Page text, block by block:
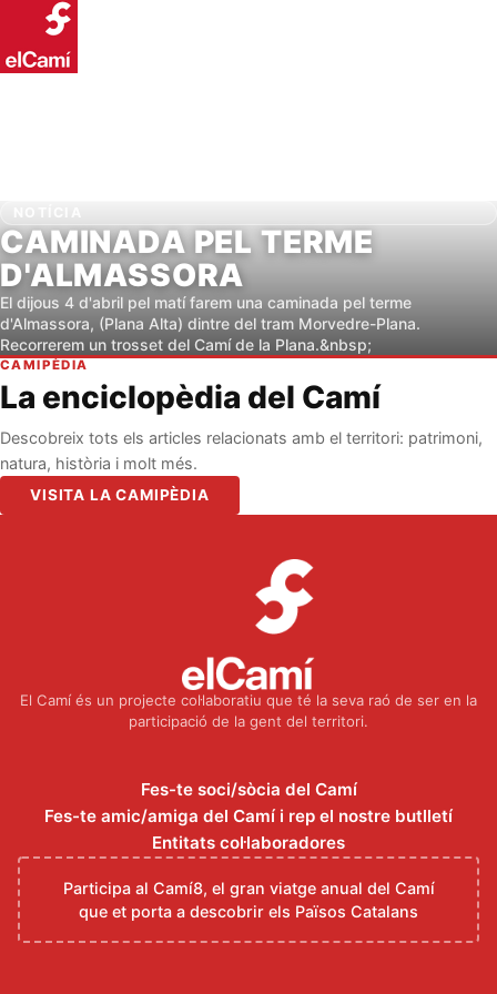
CAMINADA PEL TERME
D'ALMASSORA
El dijous 4 d'abril pel matí farem una caminada pel terme
d'Almassora, (Plana Alta) dintre del tram Morvedre-Plana.
Recorrerem un trosset del Camí de la Plana.&nbsp;
CAMIPÈDIA
La enciclopèdia del Camí
Descobreix tots els articles relacionats amb el territori: patrimoni,
natura, història i molt més.
VISITA LA CAMIPÈDIA
El Camí és un projecte col·laboratiu que té la seva raó de ser en la
participació de la gent del territori.
Fes-te soci/sòcia del Camí
Fes-te amic/amiga del Camí i rep el nostre butlletí
Entitats col·laboradores
Participa al Camí8, el gran viatge anual del Camí
que et porta a descobrir els Països Catalans